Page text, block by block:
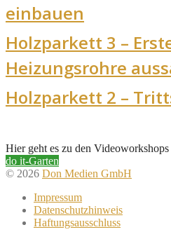
einbauen
Holzparkett 3 –
Heizungsrohre
Holzparkett 2 –
Hier geht es zu den
do it-Garten
© 2026 Don Medien GmbH
Impressum
Datenschutzhinweis
Haftungsausschluss